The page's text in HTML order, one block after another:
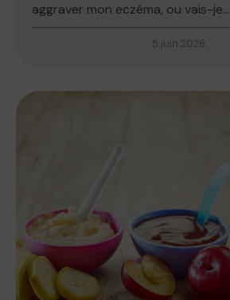
aggraver mon eczéma, ou vais-je...
5 juin 2026